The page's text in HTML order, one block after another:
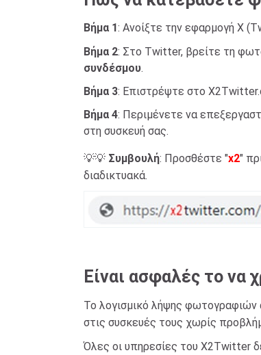
Βήμα 1: Ανοίξτε την εφαρμογή X
Βήμα 2: Στο Twitter, βρείτε τη
συνδέσμου.
Βήμα 3: Επιστρέψτε στο
Βήμα 4: Περιμένετε να
στη συσκευή σας.
💡💡 Συμβουλή: Προσθέστε "x2"
διαδικτυακά.
Είναι ασφαλές το να
Το λογισμικό λήψης
στις συσκευές τους χωρίς
Όλες οι υπηρεσίες του X2Twitter